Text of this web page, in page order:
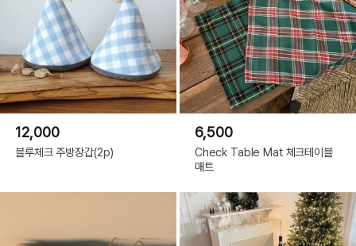
12,000
블루체크 주방장갑(2p)
6,500
Check Table Mat 체크테이블
매트